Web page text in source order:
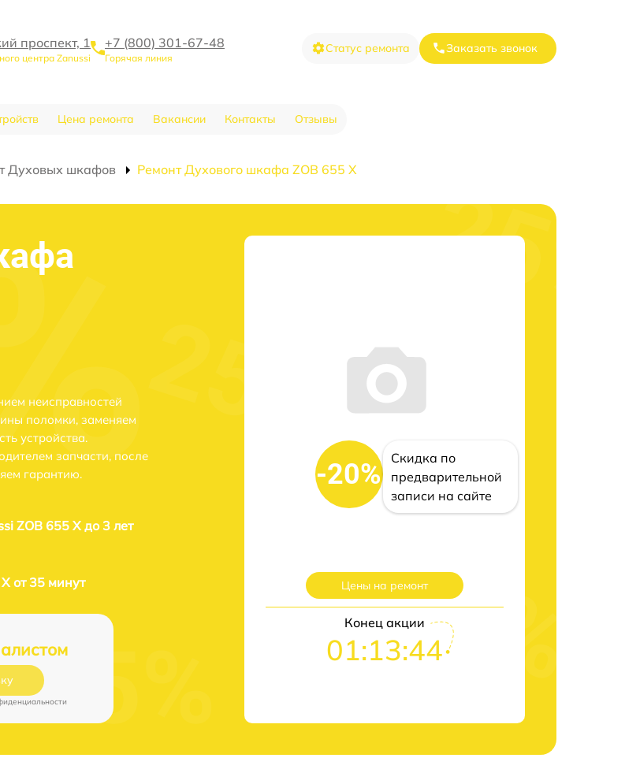
проспект, 1
центра Zanussi
+7 (800) 301-67-48
Горячая линия
Статус ремонта Заказать звонок
Цена ремонта Вакансии Контакты Отзывы
Духовых шкафов Ремонт Духового шкафа ZOB 655 X
неисправностей
поломки, заменяем
устройства.
запчасти, после
гарантию.
ZOB 655 X до 3 лет
от 35 минут
-20%
Скидка по
предварительной
записи на сайте
Цены на ремонт
Конец акции
01:13:43